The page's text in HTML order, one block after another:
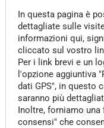
In questa pagina è
dettagliate sulle
informazioni qui,
cliccato sul vostro
Per i link brevi e un
l'opzione aggiuntiva
dati GPS", in questo
saranno più
Inoltre, forniamo una
consensi" che